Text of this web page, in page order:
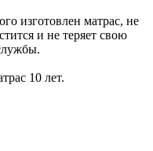
изготовлен матрас, не
и не теряет свою
10 лет.